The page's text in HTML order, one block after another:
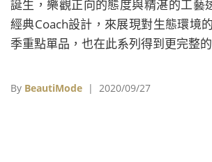
誕生，樂觀正向的態度與精湛的工藝
經典Coach設計，來展現對生態環境
季重點單品，也在此系列得到更完整
By BeautiMode | 2020/09/27